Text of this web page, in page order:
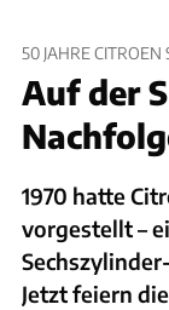
50 JAHRE CITROEN
Auf der
1970 hatte
vorgestellt –
Jetzt feiern